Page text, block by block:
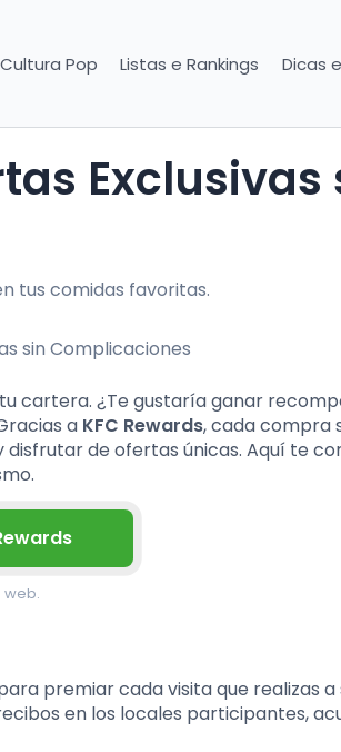
Cultura Pop Listas e Rankings Dicas
tus comidas favoritas.
cartera. ¿Te gustaría ganar
a KFC Rewards, cada compra
de ofertas únicas. Aquí te
web.
premiar cada visita que realizas a
en los locales participantes,